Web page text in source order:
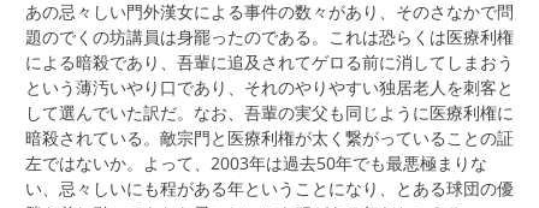
あの忌々しい門外漢女による事件の数々があり、そのさなかで問
題のでくの坊講員は身罷ったのである。これは恐らくは医療利権
による暗殺であり、吾輩に追及されてゲロる前に消してしまおう
という薄汚いやり口であり、それのやりやすい独居老人を刺客と
して選んでいた訳だ。なお、吾輩の実父も同じように医療利権に
暗殺されている。敵宗門と医療利権が太く繋がっていることの証
左ではないか。よって、2003年は過去50年でも最悪極まりな
い、忌々しいにも程がある年ということになり、とある球団の優